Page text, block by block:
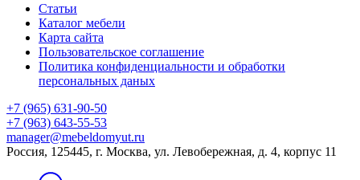
Статьи
Каталог мебели
Карта сайта
Пользовательское соглашение
Политика конфиденциальности и обработки
персональных даных
+7 (965) 631-90-50
+7 (963) 643-55-53
manager@mebeldomyut.ru
Россия, 125445, г. Москва, ул. Левобережная, д. 4, корпус 11